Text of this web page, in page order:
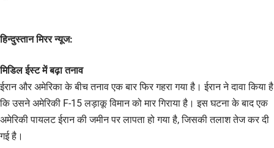
हिन्दुस्तान मिरर न्यूज:
मिडिल ईस्ट में बढ़ा तनाव
ईरान और अमेरिका के बीच तनाव एक बार फिर गहरा गया है। ईरान ने दावा किया है
कि उसने अमेरिकी F-15 लड़ाकू विमान को मार गिराया है। इस घटना के बाद एक
अमेरिकी पायलट ईरान की जमीन पर लापता हो गया है, जिसकी तलाश तेज कर दी
गई है।